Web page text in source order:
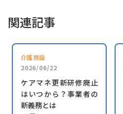
関連記事
介護施設
2026/06/22
ケアマネ更新研修廃止
はいつから？事業者の
新義務とは